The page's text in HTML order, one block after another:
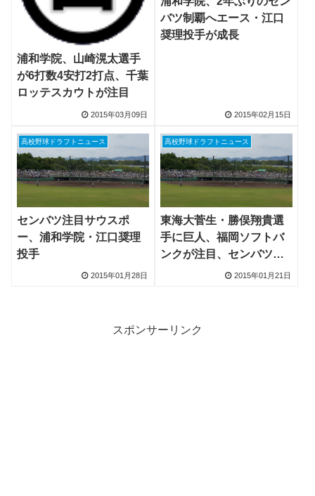
浦和学院、山崎滉太選手
が6打数4安打2打点、千葉
ロッテスカウトが注目
2015年03月09日
バツ制覇へエース・江口
奨理投手が成長
2015年02月15日
高校野球ドラフトニュース
センバツ注目サウスポ
ー、浦和学院・江口奨理
投手
2015年01月28日
高校野球ドラフトニュース
東海大菅生・勝俣翔貴選
手に巨人、福岡ソフトバ
ンクが注目、センバツ注
2015年01月21日
スポンサーリンク